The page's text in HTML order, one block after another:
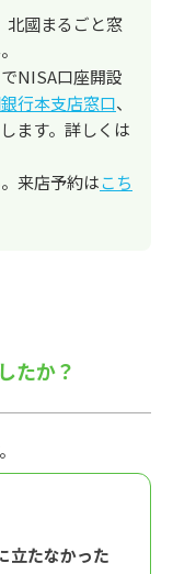
北國まるごと窓
NISA口座開設
行本支店窓口、
ます。詳しくは
来店予約はこち
たか？
立たなかった